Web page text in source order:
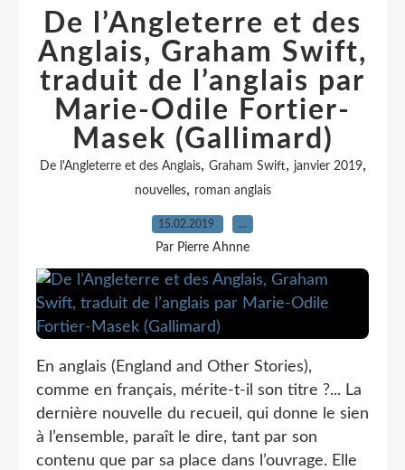
De l’Angleterre et des
Anglais, Graham Swift,
traduit de l’anglais par
Marie-Odile Fortier-
Masek (Gallimard)
De l'Angleterre et des Anglais, Graham Swift, janvier 2019,
nouvelles, roman anglais
15.02.2019 …
Par Pierre Ahnne
En anglais (England and Other Stories),
comme en français, mérite-t-il son titre ?... La
dernière nouvelle du recueil, qui donne le sien
à l’ensemble, paraît le dire, tant par son
contenu que par sa place dans l’ouvrage. Elle